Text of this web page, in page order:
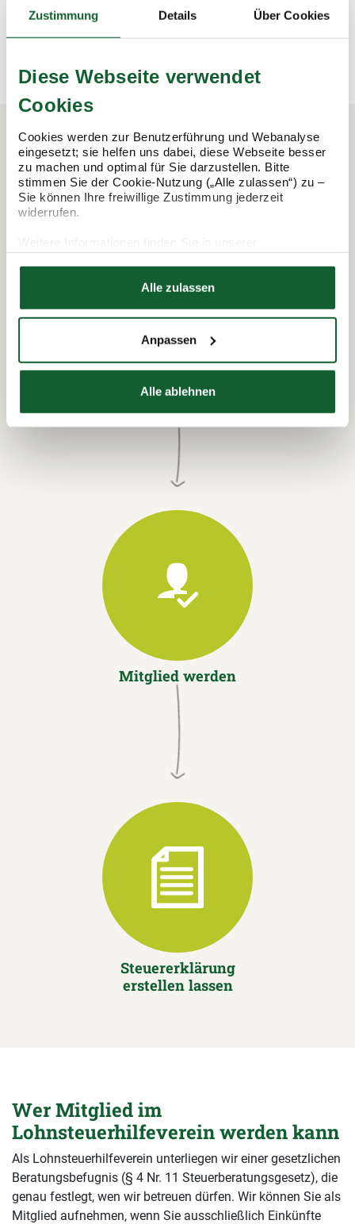
Zustimmung Details Über Cookies
Diese Webseite verwendet
Cookies
Cookies werden zur Benutzerführung und Webanalyse
eingesetzt; sie helfen uns dabei, diese Webseite besser
zu machen und optimal für Sie darzustellen. Bitte
stimmen Sie der Cookie-Nutzung („Alle zulassen“) zu –
Sie können Ihre freiwillige Zustimmung jederzeit
widerrufen.
Datenschutzerklärung
Alle zulassen
Anpassen
Alle ablehnen
mehr erfahren
mehr erfahren
In 3 Schritten zur Steuererklärung.
So funktioniert's:
Termin vereinbaren
Mitglied werden
Steuererklärung
erstellen lassen
Wer Mitglied im
Lohnsteuerhilfeverein werden kann
Als Lohnsteuerhilfeverein unterliegen wir einer gesetzlichen
Beratungsbefugnis (§ 4 Nr. 11 Steuerberatungsgesetz), die
genau festlegt, wen wir betreuen dürfen. Wir können Sie als
Mitglied aufnehmen, wenn Sie ausschließlich Einkünfte